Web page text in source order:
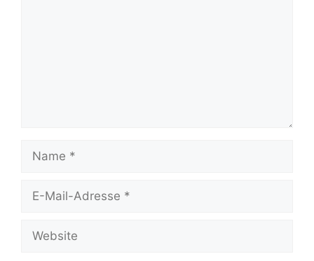
Mail-